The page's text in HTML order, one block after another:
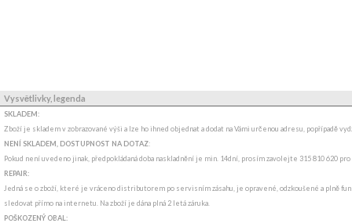
Vysvětlivky, legenda
SKLADEM:
Zboží je skladem v zobrazované výši a lze ho ihned objednat a dodat na Vámi určenou adresu, popřípadě
NENÍ SKLADEM, DOSTUPNOST NA DOTAZ:
Pokud není uvedeno jinak, předpokládaná doba naskladnění je min. 14dní, prosím zavolejte 315 810 620
REPAIR:
Jedná se o zboží, které je vráceno distributorem po servisním zásahu, je opravené, odzkoušené a plně
sledovat přímo na internetu. Na zboží je dána plná 2 letá záruka.
POŠKOZENÝ OBAL: